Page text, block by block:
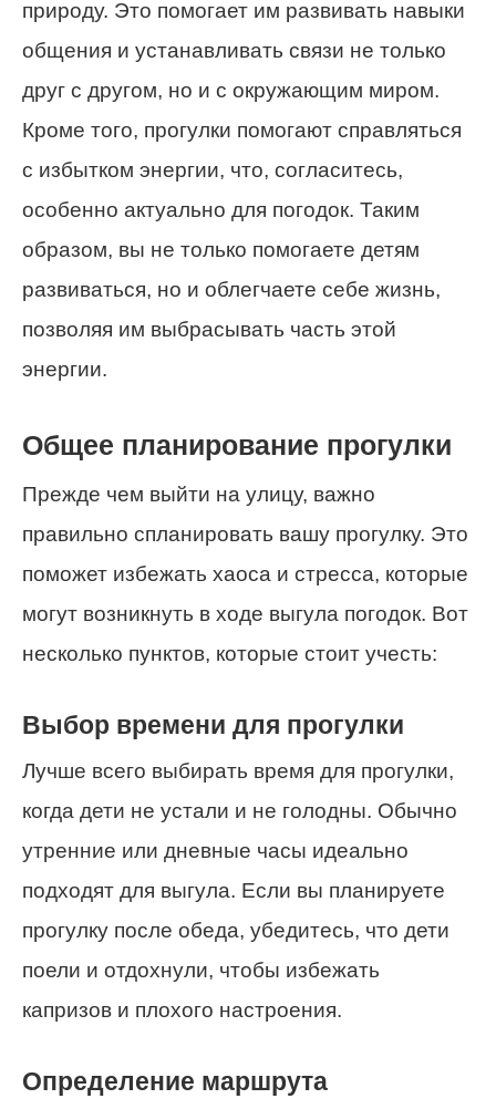
природу. Это помогает им развивать навыки
общения и устанавливать связи не только
друг с другом, но и с окружающим миром.
Кроме того, прогулки помогают справляться
с избытком энергии, что, согласитесь,
особенно актуально для погодок. Таким
образом, вы не только помогаете детям
развиваться, но и облегчаете себе жизнь,
позволяя им выбрасывать часть этой
энергии.
Общее планирование прогулки
Прежде чем выйти на улицу, важно
правильно спланировать вашу прогулку. Это
поможет избежать хаоса и стресса, которые
могут возникнуть в ходе выгула погодок. Вот
несколько пунктов, которые стоит учесть:
Выбор времени для прогулки
Лучше всего выбирать время для прогулки,
когда дети не устали и не голодны. Обычно
утренние или дневные часы идеально
подходят для выгула. Если вы планируете
прогулку после обеда, убедитесь, что дети
поели и отдохнули, чтобы избежать
капризов и плохого настроения.
Определение маршрута